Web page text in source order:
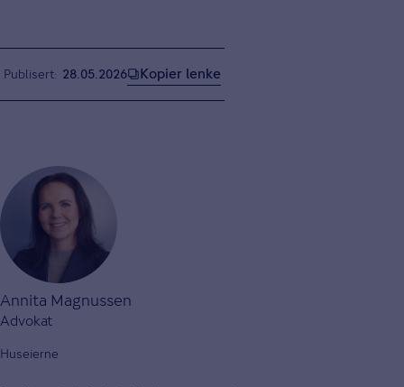
Publisert 28.05.2026 Kopier lenke
Annita Magnussen
Advokat
Huseierne